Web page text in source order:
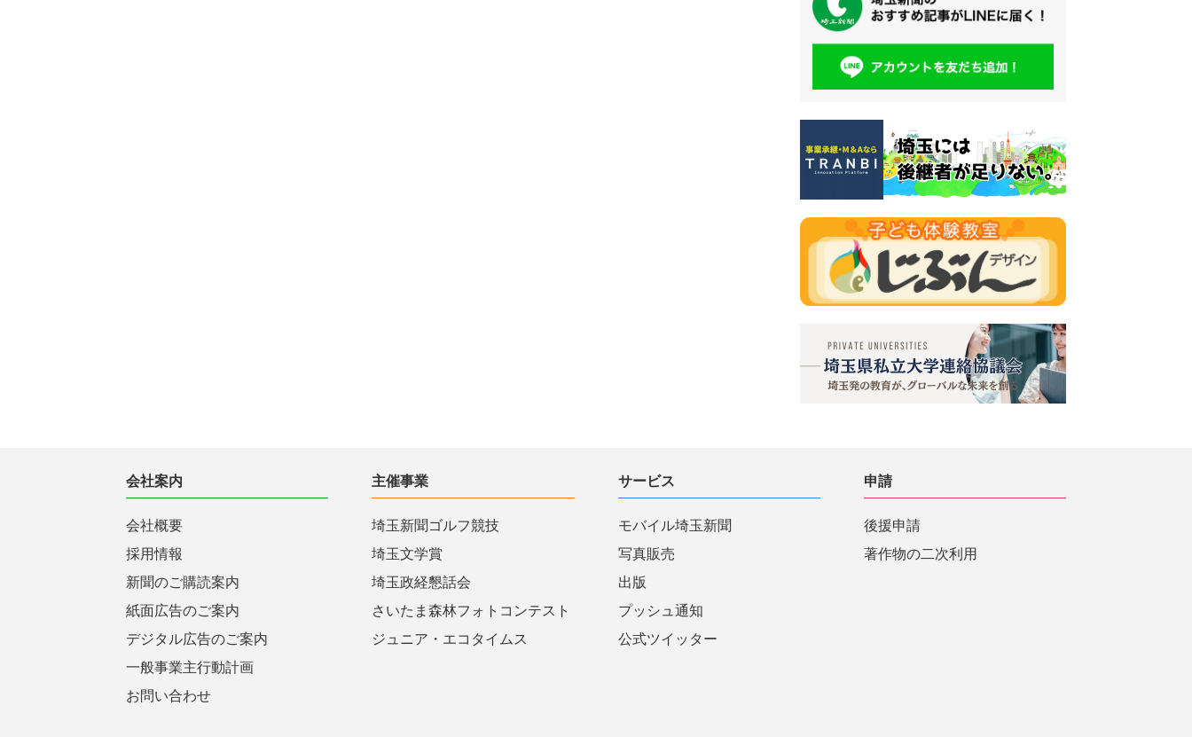
会社案内
会社概要
採用情報
新聞のご購読案内
紙面広告のご案内
デジタル広告のご案内
一般事業主行動計画
お問い合わせ
主催事業
埼玉新聞ゴルフ競技
埼玉文学賞
埼玉政経懇話会
さいたま森林フォトコンテスト
ジュニア・エコタイムス
サービス
モバイル埼玉新聞
写真販売
出版
プッシュ通知
公式ツイッター
申請
後援申請
著作物の二次利用